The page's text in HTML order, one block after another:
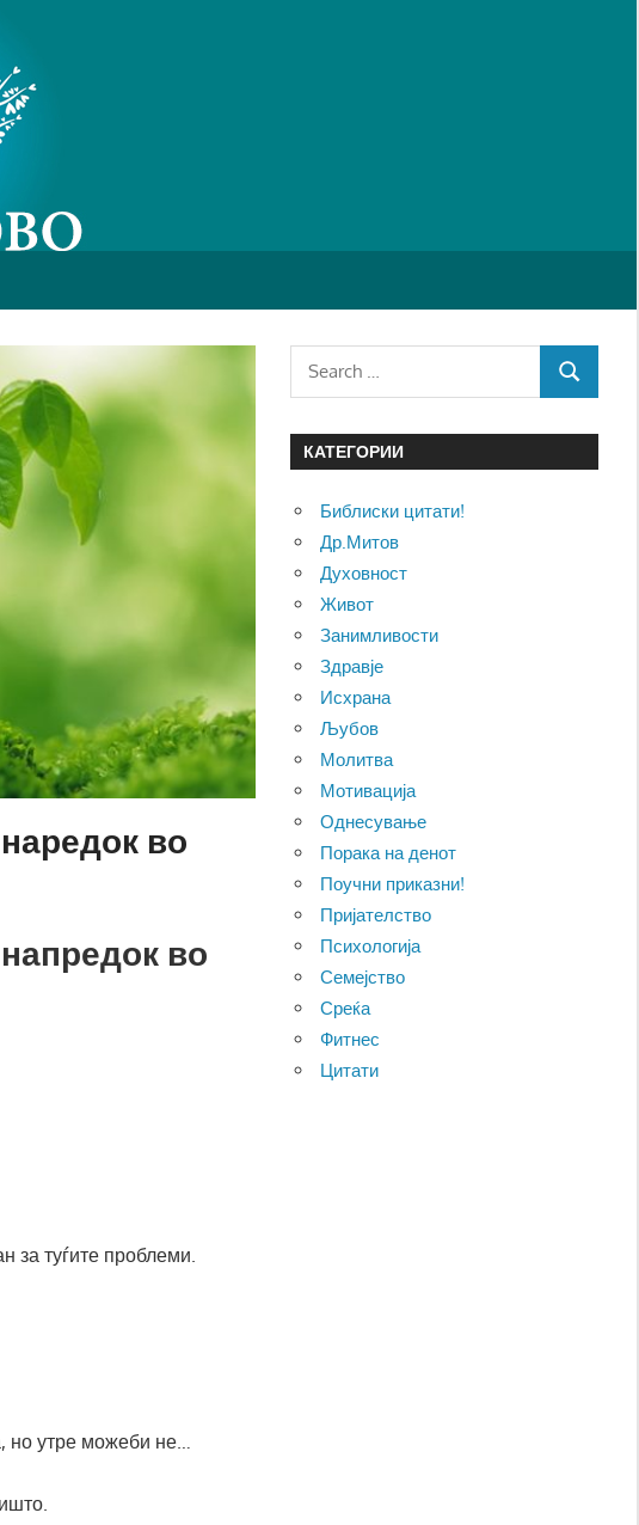
во
во
за туѓите проблеми.
утре можеби не…
Search
SEARCH
КАТЕГОРИИ
Библиски цитати!
Др.Митов
Духовност
Живот
Занимливости
Здравје
Исхрана
Љубов
Молитва
Мотивација
Однесување
Порака на денот
Поучни приказни!
Пријателство
Психологија
Семејство
Среќа
Фитнес
Цитати